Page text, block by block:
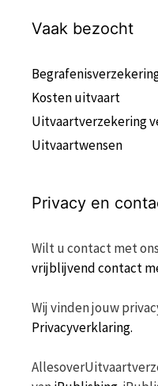
Vaak bezocht
Kosten uitvaart
Uitvaartverzekering
Uitvaartwensen
Privacy en
Wilt u contact met
vrijblijvend contact
Wij vinden jouw
Privacyverklaring.